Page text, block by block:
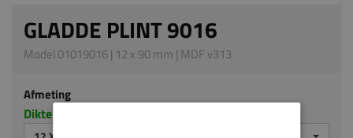
GLADDE PLINT 9016
Model 01019016 | 12 x 90 mm | MDF v313
Afmeting
Dikte x hoogte in millimeters